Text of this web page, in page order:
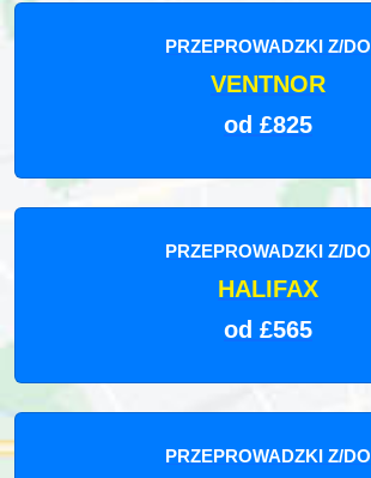
PRZEPROWADZKI Z/DO
VENTNOR
od £825
PRZEPROWADZKI Z/DO
HALIFAX
od £565
PRZEPROWADZKI Z/DO